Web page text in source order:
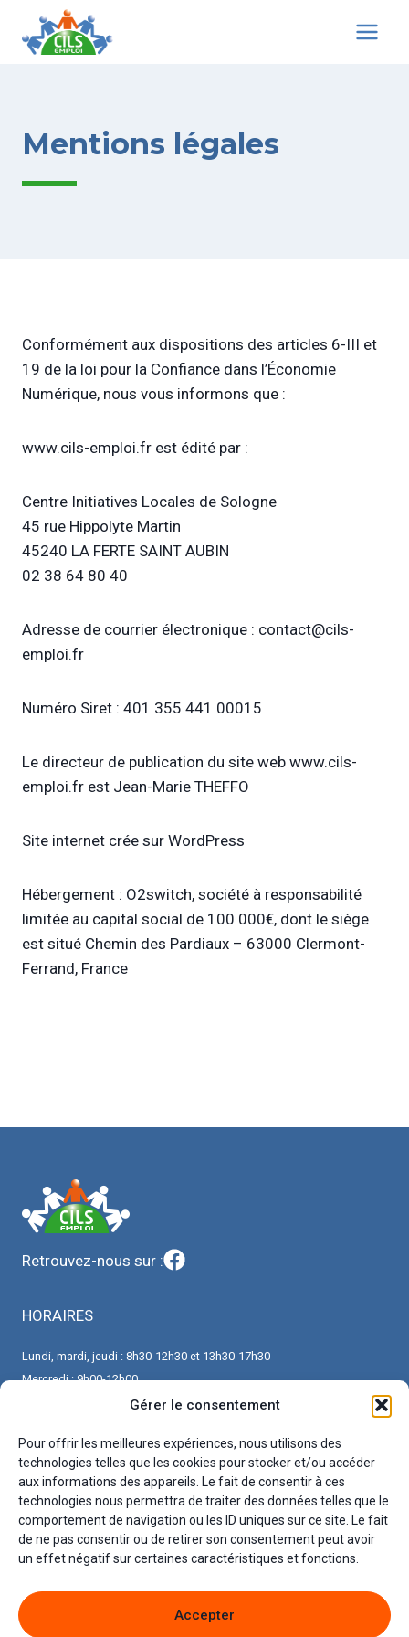
Gérer le consentement
Pour offrir les meilleures expériences, nous utilisons des
technologies telles que les cookies pour stocker et/ou accéder
aux informations des appareils. Le fait de consentir à ces
technologies nous permettra de traiter des données telles que le
comportement de navigation ou les ID uniques sur ce site. Le fait
de ne pas consentir ou de retirer son consentement peut avoir
un effet négatif sur certaines caractéristiques et fonctions.
Accepter
contenu
Mentions légales
Conformément aux dispositions des articles 6-III et
19 de la loi pour la Confiance dans l’Économie
Numérique, nous vous informons que :
www.cils-emploi.fr est édité par :
Centre Initiatives Locales de Sologne
45 rue Hippolyte Martin
45240 LA FERTE SAINT AUBIN
02 38 64 80 40
Adresse de courrier électronique : contact@cils-
emploi.fr
Numéro Siret : 401 355 441 00015
Le directeur de publication du site web www.cils-
emploi.fr est Jean-Marie THEFFO
Site internet crée sur WordPress
Hébergement : O2switch, société à responsabilité
limitée au capital social de 100 000€, dont le siège
est situé Chemin des Pardiaux – 63000 Clermont-
Ferrand, France
Retrouvez-nous sur :
HORAIRES
Lundi, mardi, jeudi : 8h30-12h30 et 13h30-17h30
Mercredi : 9h00-12h00
Vendredi : 8h30-12h30 et 13h30-16h30
CONTACT
Véronique Jurion, conseillère en insertion professionnelle
Valérie Raimond, accueil et secrétariat
45 Rue Hippolyte Martin - 45240 La Ferté St Aubin
Téléphone : 06.32.02.62.84 / 02.38.64.80.40
Email : contact@cils-emploi.fr